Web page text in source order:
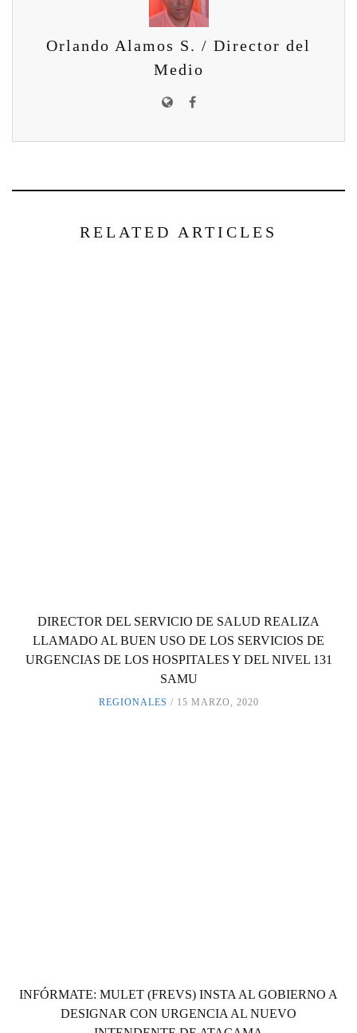
Orlando Alamos S. / Director del
Medio
RELATED ARTICLES
DIRECTOR DEL SERVICIO DE SALUD REALIZA
LLAMADO AL BUEN USO DE LOS SERVICIOS DE
URGENCIAS DE LOS HOSPITALES Y DEL NIVEL 131
SAMU
REGIONALES 15 MARZO, 2020
INFÓRMATE: MULET (FREVS) INSTA AL GOBIERNO A
DESIGNAR CON URGENCIA AL NUEVO